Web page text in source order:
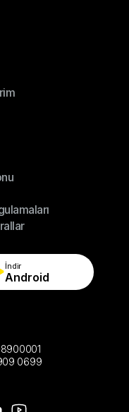
İndir
Android
0699